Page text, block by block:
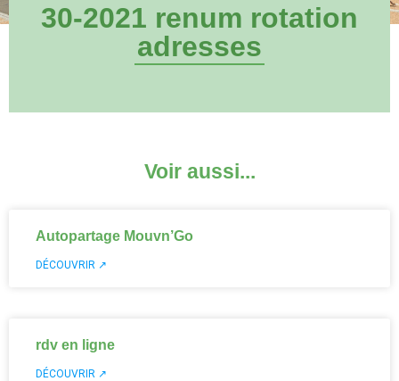
30-2021 renum rotation
adresses
Voir aussi...
Autopartage Mouvn’Go
DÉCOUVRIR ↗
rdv en ligne
DÉCOUVRIR ↗